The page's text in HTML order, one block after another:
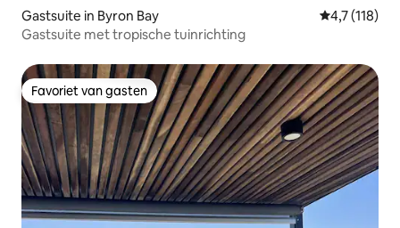
Gastsuite in Byron Bay Gemiddelde
4,7 (118)
Gastsuite met tropische tuinrichting
Favoriet van gasten
Favoriet van gasten